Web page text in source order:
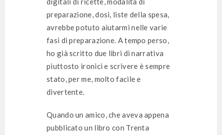
preparazione, dosi, liste della spesa,
avrebbe potuto aiutarmi nelle varie
fasi di preparazione. A tempo perso,
ho già scritto due libri di narrativa
piuttosto ironici e scrivere è sempre
stato, per me, molto facile e
divertente.
Quando un amico, che aveva appena
pubblicato un libro con Trenta